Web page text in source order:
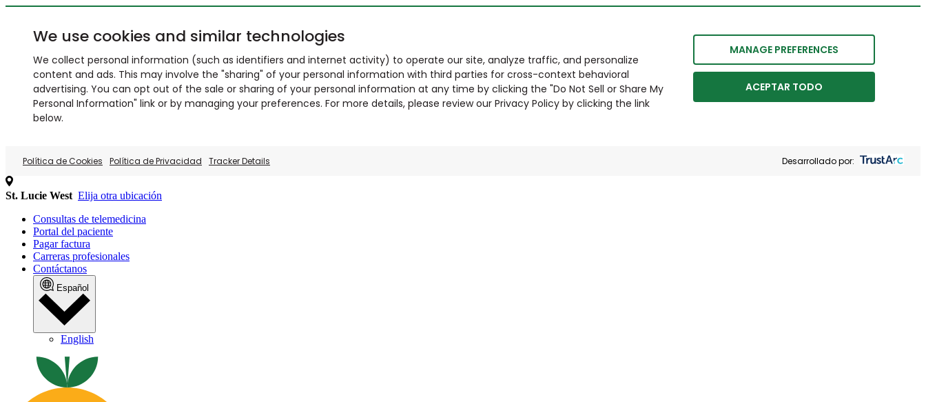
We use cookies and similar technologies
We collect personal information (such as identifiers and internet activity) to operate our site, analyze traffic, and personalize
content and ads. This may involve the "sharing" of your personal information with third parties for cross-context behavioral
advertising. You can opt out of the sale or sharing of your personal information at any time by clicking the "Do Not Sell or Share My
Personal Information" link or by managing your preferences. For more details, please review our Privacy Policy by clicking the link
below.
MANAGE PREFERENCES
ACEPTAR TODO
Política de Cookies Política de Privacidad Tracker Details Desarrollado por:
St. Lucie West Elija otra ubicación
Consultas de telemedicina
Portal del paciente
Pagar factura
Carreras profesionales
Contáctanos
Español
English